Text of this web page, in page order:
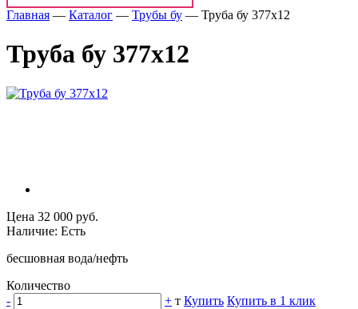
Главная — Каталог — Трубы бу — Труба бу 377х12
Труба бу 377х12
Цена 32 000 руб.
Наличие: Есть
бесшовная вода/нефть
Количество
-
+ т Купить Купить в 1 клик